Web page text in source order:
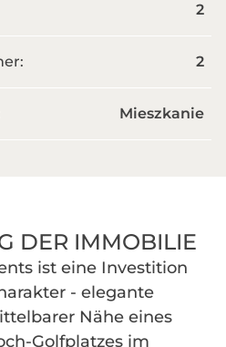
2
2
Mieszkanie
DER IMMOBILIE
ist eine Investition
- elegante
Nähe eines
Golfplatzes im